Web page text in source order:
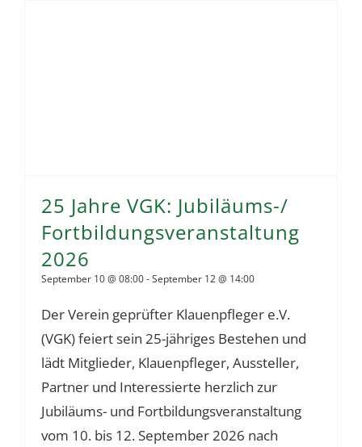
25 Jahre VGK: Jubiläums-/
Fortbildungsveranstaltung
2026
September 10 @ 08:00-September 12 @ 14:00
Der Verein geprüfter Klauenpfleger e.V.
(VGK) feiert sein 25-jähriges Bestehen und
lädt Mitglieder, Klauenpfleger, Aussteller,
Partner und Interessierte herzlich zur
Jubiläums- und Fortbildungsveranstaltung
vom 10. bis 12. September 2026 nach